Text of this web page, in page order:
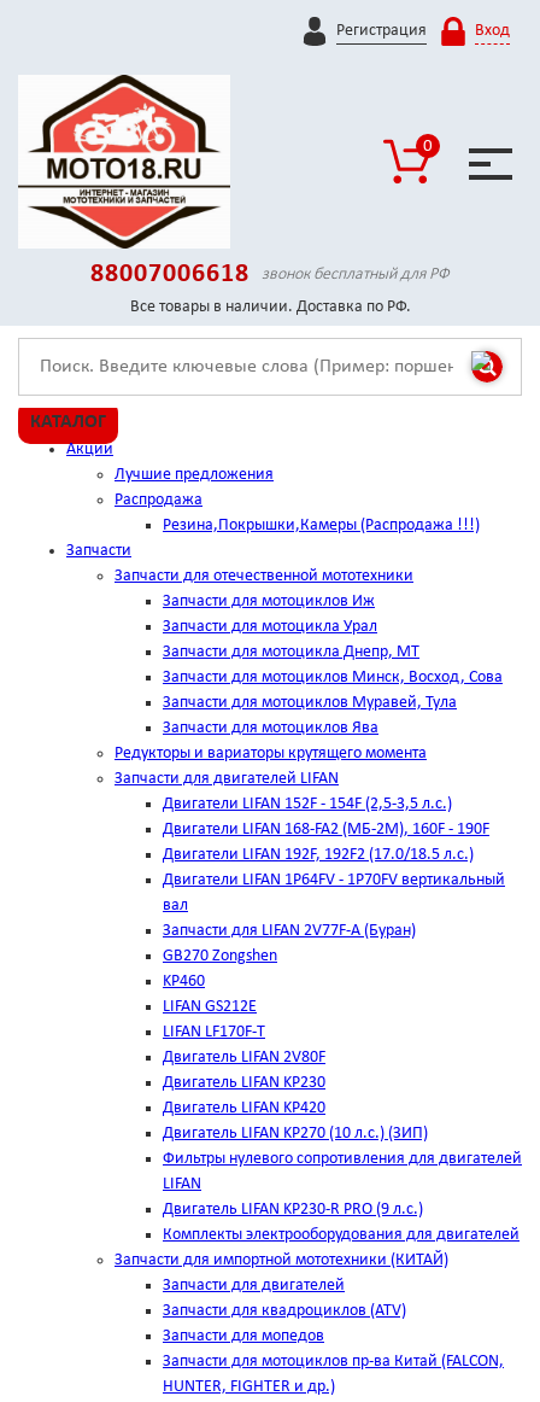
Регистрация Вход
0
88007006618
звонок бесплатный для РФ
Все товары в наличии. Доставка по РФ.
КАТАЛОГ
Акции
Лучшие предложения
Распродажа
Резина,Покрышки,Камеры (Распродажа !!!)
Запчасти
Запчасти для отечественной мототехники
Запчасти для мотоциклов Иж
Запчасти для мотоцикла Урал
Запчасти для мотоцикла Днепр, МТ
Запчасти для мотоциклов Минск, Восход, Сова
Запчасти для мотоциклов Муравей, Тула
Запчасти для мотоциклов Ява
Редукторы и вариаторы крутящего момента
Запчасти для двигателей LIFAN
Двигатели LIFAN 152F - 154F (2,5-3,5 л.с.)
Двигатели LIFAN 168-FA2 (МБ-2М), 160F - 190F
Двигатели LIFAN 192F, 192F2 (17.0/18.5 л.с.)
Двигатели LIFAN 1Р64FV - 1Р70FV вертикальный
вал
Запчасти для LIFAN 2V77F-A (Буран)
GB270 Zongshen
KP460
LIFAN GS212E
LIFAN LF170F-T
Двигатель LIFAN 2V80F
Двигатель LIFAN KP230
Двигатель LIFAN KP420
Двигатель LIFAN KP270 (10 л.с.) (ЗИП)
Фильтры нулевого сопротивления для двигателей
LIFAN
Двигатель LIFAN KP230-R PRO (9 л.с.)
Комплекты электрооборудования для двигателей
Запчасти для импортной мототехники (КИТАЙ)
Запчасти для двигателей
Запчасти для квадроциклов (ATV)
Запчасти для мопедов
Запчасти для мотоциклов пр-ва Китай (FALCON,
HUNTER, FIGHTER и др.)